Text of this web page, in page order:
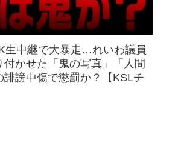
生中継で大暴走…れいわ議員
付かせた「鬼の写真」「人間
誹謗中傷で懲罰か？【KSLチ